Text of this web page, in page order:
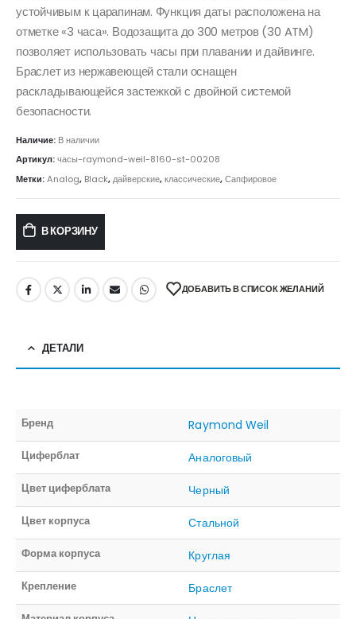
устойчивым к царапинам. Функция даты расположена на
отметке «3 часа». Водозащита до 300 метров (30 ATM)
позволяет использовать часы при плавании и дайвинге.
Браслет из нержавеющей стали оснащен
раскладывающейся застежкой с двойной системой
безопасности.
Наличие: В наличии
Артикул:часы-raymond-weil-8160-st-00208
Метки:Analog, Black,дайверские,классические,Сапфировое
В КОРЗИНУ
ДОБАВИТЬ В СПИСОК ЖЕЛАНИЙ
ДЕТАЛИ
Бренд Raymond Weil
Циферблат Аналоговый
Цвет циферблата Черный
Цвет корпуса Стальной
Форма корпуса Круглая
Крепление Браслет